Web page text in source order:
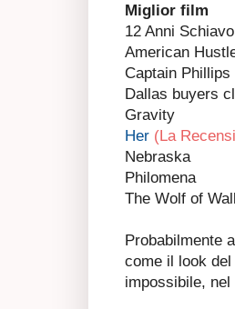
Miglior film
12 Anni Schiavo
American
Captain Phillips
Dallas buyers
Gravity
Her (La
Nebraska
Philomena
The Wolf of
Probabilmente
come il look
impossibile,